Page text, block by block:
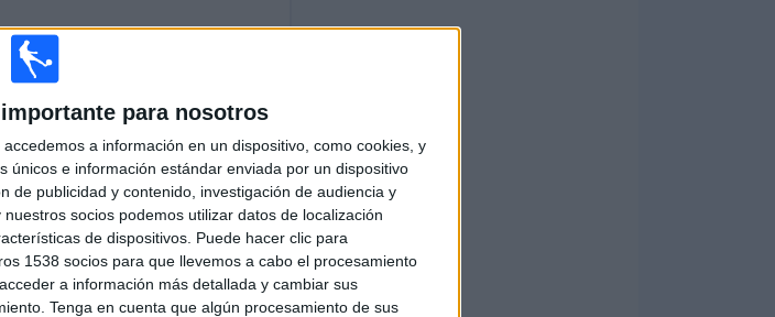
para nosotros
a información en un dispositivo, como cookies, y
únicos e información estándar enviada por un dispositivo
de publicidad y contenido, investigación de audiencia y
socios podemos utilizar datos de localización
de dispositivos. Puede hacer clic para
1538 socios para que llevemos a cabo el procesamiento
a información más detallada y cambiar sus
Tenga en cuenta que algún procesamiento de sus
CANALES TV
SIN PARTIDO
GRATUÍTO
TOTAL
21
RIVALES
MÁXIMO
2
VS Sportivo
Italiano
1